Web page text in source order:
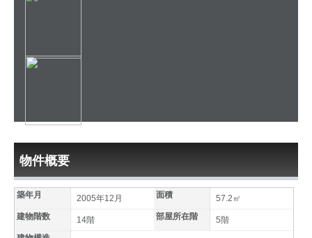
物件概要
築年月 2005年12月 面積
57.2㎡
建物階数
14階 部屋所在階
5階